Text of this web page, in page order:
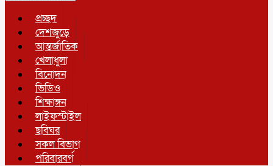
প্রচ্ছদ
দেশজুড়ে
আন্তর্জাতিক
খেলাধুলা
বিনোদন
ভিডিও
শিক্ষাঙ্গন
লাইফস্টাইল
ছবিঘর
সকল বিভাগ
পরিবারবর্গ